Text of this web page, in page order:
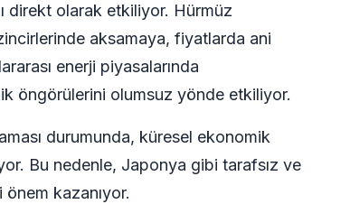
direkt olarak etkiliyor. Hürmüz
aksamaya, fiyatlarda ani
enerji piyasalarında
öngörülerini olumsuz yönde etkiliyor.
durumunda, küresel ekonomik
Bu nedenle, Japonya gibi tarafsız ve
kazanıyor.